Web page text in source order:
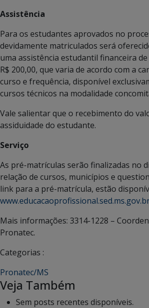
Assistência
Para os estudantes aprovados no
devidamente matriculados será
uma assistência estudantil financeira
R$ 200,00, que varia de acordo com a
curso e frequência, disponível
cursos técnicos na modalidade
Vale salientar que o recebimento do
assiduidade do estudante.
Serviço
As pré-matrículas serão finalizadas no
relação de cursos, municípios e
link para a pré-matrícula, estão
Mais informações: 3314-1228 –
Pronatec.
Categorias :
Pronatec/MS
Veja Também
Sem posts recentes disponíveis.